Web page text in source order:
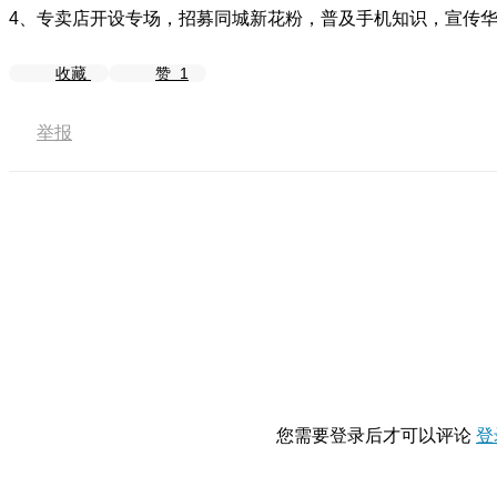
4、专卖店开设专场，招募同城新花粉，普及手机知识，宣传
收藏 赞 1
举报
您需要登录后才可以评论 登